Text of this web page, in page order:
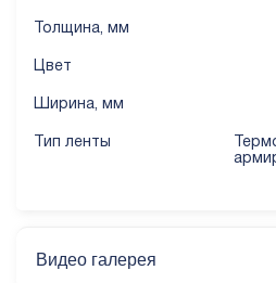
Толщина, мм
Цвет
Ширина, мм
Тип ленты
Видео галерея